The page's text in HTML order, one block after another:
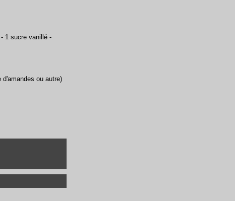
1 sucre vanillé -
ou autre)